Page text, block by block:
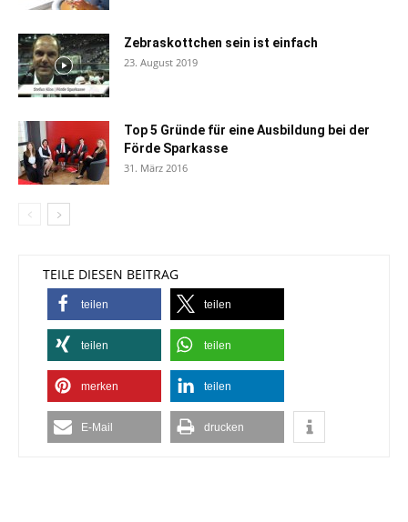
Zebraskottchen sein ist einfach
23. August 2019
Top 5 Gründe für eine Ausbildung bei der
Förde Sparkasse
31. März 2016
TEILE DIESEN BEITRAG
teilen teilen
teilen teilen
merken teilen
E-Mail drucken